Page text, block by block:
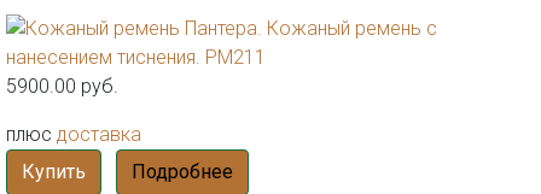
5900.00 руб.
плюс доставка
Купить
Подробнее